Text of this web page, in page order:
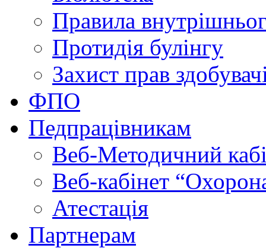
Правила
Протидія булінгу
Захист прав
ФПО
Педпрацівникам
Веб-Методичний
Веб-кабінет
Атестація
Партнерам